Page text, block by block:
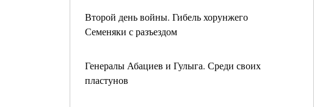
Второй день войны. Гибель хорунжего
Семеняки с разъездом
Генералы Абациев и Гулыга. Среди своих
пластунов